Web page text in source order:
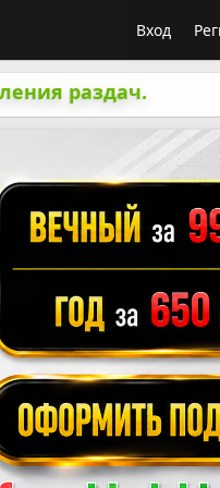
Вход
раздач.